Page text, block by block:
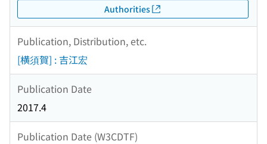
Authorities
Publication, Distribution, etc.
[横須賀] : 吉江宏
Publication Date
2017.4
Publication Date (W3CDTF)